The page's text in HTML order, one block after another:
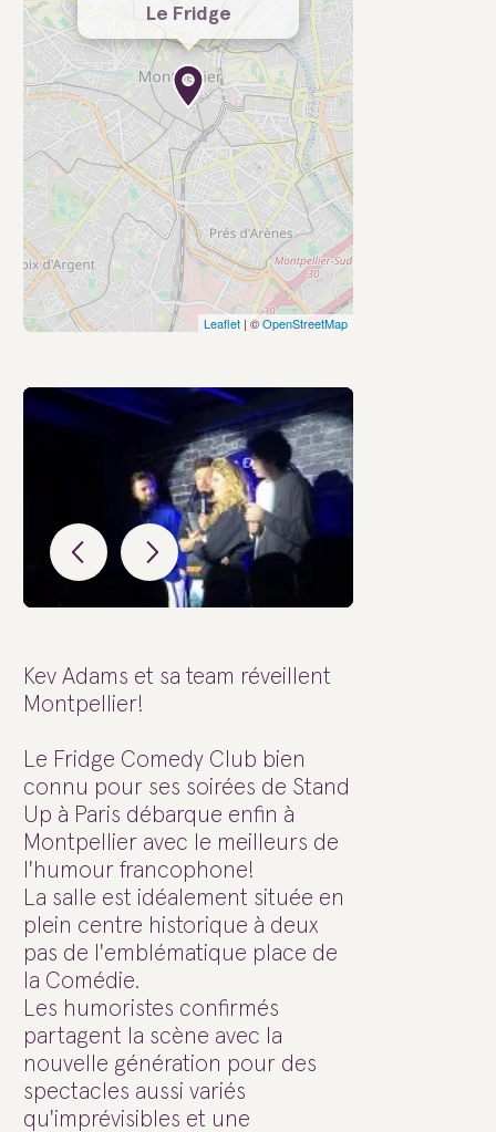
Le Fridge
Leaflet | ©OpenStreetMap
Kev Adams et sa team réveillent
Montpellier!
Le Fridge Comedy Club bien
connu pour ses soirées de Stand
Up à Paris débarque enfin à
Montpellier avec le meilleurs de
l'humour francophone!
La salle est idéalement située en
plein centre historique à deux
pas de l'emblématique place de
la Comédie.
Les humoristes confirmés
partagent la scène avec la
nouvelle génération pour des
spectacles aussi variés
qu'imprévisibles et une